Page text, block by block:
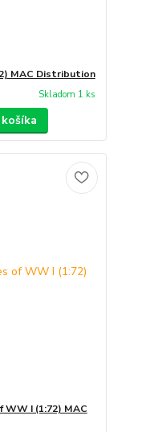
MAC Distribution
Skladom 1 ks
I (1:72) MAC